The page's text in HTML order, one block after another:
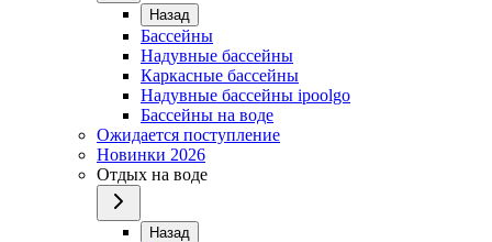
Назад
Бассейны
Надувные бассейны
Каркасные бассейны
Надувные бассейны ipoolgo
Бассейны на воде
Ожидается поступление
Новинки 2026
Отдых на воде
Назад